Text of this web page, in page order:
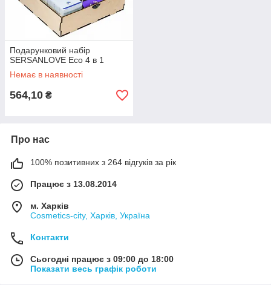
Подарунковий набір
SERSANLOVE Eco 4 в 1
Немає в наявності
564,10 ₴
Про нас
100% позитивних з 264 відгуків за рік
Працює з 13.08.2014
м. Харків
Cosmetics-city, Харків, Україна
Контакти
Сьогодні працює з 09:00 до 18:00
Показати весь графік роботи